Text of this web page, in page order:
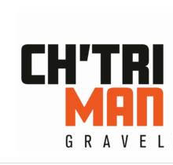
contenu